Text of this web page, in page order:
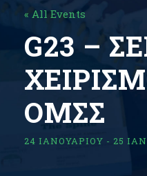
« All Events
G23 –
ΟΜΣΣ
24 ΙΑΝΟΥΑΡΊΟΥ - 25